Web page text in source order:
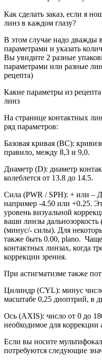
Как сделать заказ, если я
линз в каждом глазу?
В этом случае надо
параметрами и указать
Вы увидите 2 разные
параметрами или разные
рецепта)
Какие параметры из
линз
На странице контактных
ряд параметров:
Базовая кривая (BC):
правило, между 8,3 и 9,0.
Диаметр (D): диаметр
колеблется от 13.8 до 14.5.
Сила (PWR / SPH): + или –
например -4.50 или +0.25.
уровень визуальной
ваши линзы
(минус/- силы). Для
также быть 0.00, plano. Чаще
контактных линзах, когда
коррекции зрения.
При астигматизме также
Цилиндр (CYL): минус
масштабе 0,25 диоптрий, в
Ось (AXIS): число от 0 до
необходимое для коррекции
Если вы носите
потребуются следующие